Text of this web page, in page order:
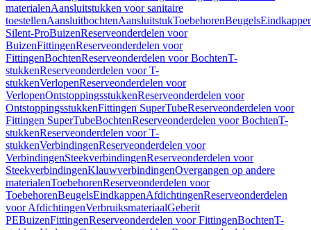
materialenAansluitstukken voor sanitaire
toestellenAansluitbochtenAansluitstukToebehorenBeugels
Silent-ProBuizenReserveonderdelen voor
BuizenFittingenReserveonderdelen voor
FittingenBochtenReserveonderdelen voor BochtenT-
stukkenReserveonderdelen voor T-
stukkenVerlopenReserveonderdelen voor
VerlopenOntstoppingsstukkenReserveonderdelen voor
OntstoppingsstukkenFittingen SuperTubeReserveonderdelen voor
Fittingen SuperTubeBochtenReserveonderdelen voor BochtenT-
stukkenReserveonderdelen voor T-
stukkenVerbindingenReserveonderdelen voor
VerbindingenSteekverbindingenReserveonderdelen voor
SteekverbindingenKlauwverbindingenOvergangen op andere
materialenToebehorenReserveonderdelen voor
ToebehorenBeugelsEindkappenAfdichtingenReserveonderdelen
voor AfdichtingenVerbruiksmateriaalGeberit
PEBuizenFittingenReserveonderdelen voor FittingenBochtenT-